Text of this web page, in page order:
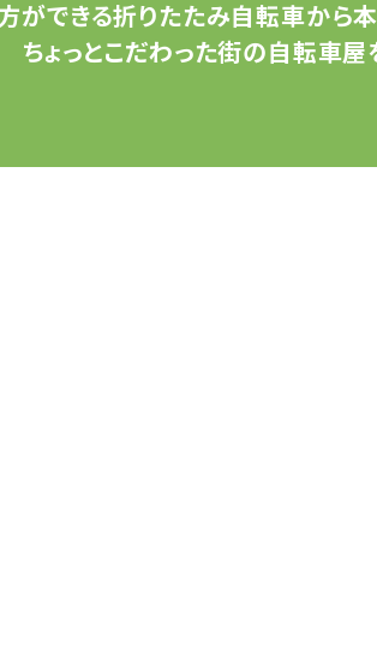
ができる折りたたみ自転車から
ちょっとこだわった街の自転車屋